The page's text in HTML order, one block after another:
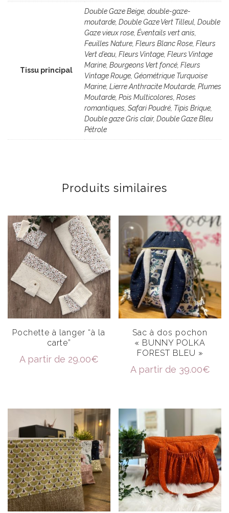
Tissu principal
Double Gaze Beige, double-gaze-
moutarde, Double Gaze Vert Tilleul, Double
Gaze vieux rose, Éventails vert anis,
Feuilles Nature, Fleurs Blanc Rose, Fleurs
Vert d’eau, Fleurs Vintage, Fleurs Vintage
Marine, Bourgeons Vert foncé, Fleurs
Vintage Rouge, Géométrique Turquoise
Marine, Lierre Anthracite Moutarde, Plumes
Moutarde, Pois Multicolores, Roses
romantiques, Safari Poudré, Tipis Brique,
Double gaze Gris clair, Double Gaze Bleu
Pétrole
Produits similaires
Pochette à langer “à la
carte”
A partir de 29.00€
Sac à dos pochon
« BUNNY POLKA
FOREST BLEU »
A partir de 39.00€